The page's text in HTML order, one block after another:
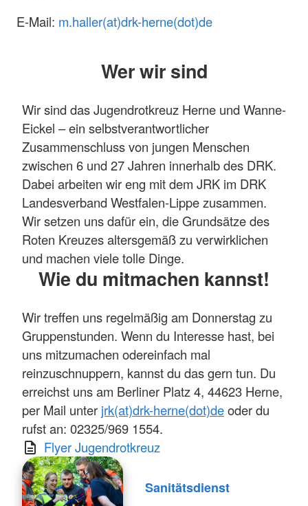
E-Mail: m.haller(at)drk-herne(dot)de
Wer wir sind
Wir sind das Jugendrotkreuz Herne und Wanne-
Eickel – ein selbstverantwortli­cher
Zusammenschluss von jungen Menschen
zwischen 6 und 27 Jahren innerhalb des DRK.
Dabei arbei­ten wir eng mit dem JRK im DRK
Landesverband Westfalen-Lippe zusammen.
Wir setzen uns dafür ein, die Grundsätze des
Roten Kreuzes alters­gemäß zu verwirklichen
und machen viele tolle Dinge.
Wie du mitmachen kannst!
Wir treffen uns regelmäßig am Donnerstag zu
Gruppenstunden. Wenn du Interesse hast, bei
uns mitzumachen odereinfach mal
reinzuschnuppern, kannst du das gern tun. Du
erreichst uns am Berliner Platz 4, 44623 Herne,
per Mail unter jrk(at)drk­-herne(dot)deoder du
rufst an: 02325/969­ 1554.
Flyer Jugendrotkreuz
Sanitätsdienst